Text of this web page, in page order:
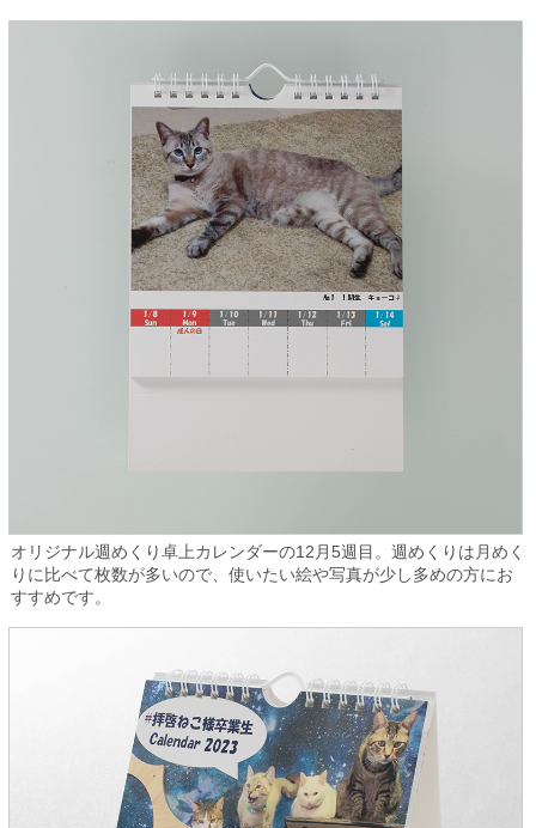
オリジナル週めくり卓上カレンダーの12月5週目。週めくりは月めく
りに比べて枚数が多いので、使いたい絵や写真が少し多めの方にお
すすめです。